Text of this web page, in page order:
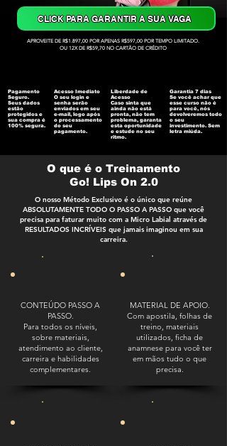
CLICK PARA GARANTIR A SUA VAGA
APROVEITE DE R$1.897,00 POR APENAS R$597,00 POR TEMPO LIMITADO.
OU 12X DE R$59,70 NO CARTÃO DE CRÉDITO
Pagamento
Seguro.
Seus dados
estão
protegidos e
sua compra é
100% segura.
Acesso Imediato
O seu login e
senha serão
enviados em seu
e-mail, logo após
o processamento
do seu
pagamento.
Liberdade de
Acesso
Caso sinta que
ainda não está
pronta, não tem
problema, garanta
esta oportunidade
e estude no seu
ritmo.
Garantia 7 dias
Se você achar que
esse curso não é
para você, nós
devolveremos todo
o seu
investimento. Sem
letra miúda.
O que é o Treinamento
Go! Lips On 2.0
O nosso Método Exclusivo é o único que reúne
ABSOLUTAMENTE TODO O PASSO A PASSO que você
precisa para faturar muito com a Micro Labial através de
RESULTADOS INCRÍVEIS que jamais imaginou em sua
carreira.
CONTEÚDO PASSO A
PASSO.
Para todos os níveis,
sobre materiais,
atendimento ao cliente,
carreira e habilidades
complementares.
MATERIAL DE APOIO.
Com apostila, folhas de
treino, materiais
utilizados, ficha de
anamnese para você ter
em mãos tudo o que
precisa.